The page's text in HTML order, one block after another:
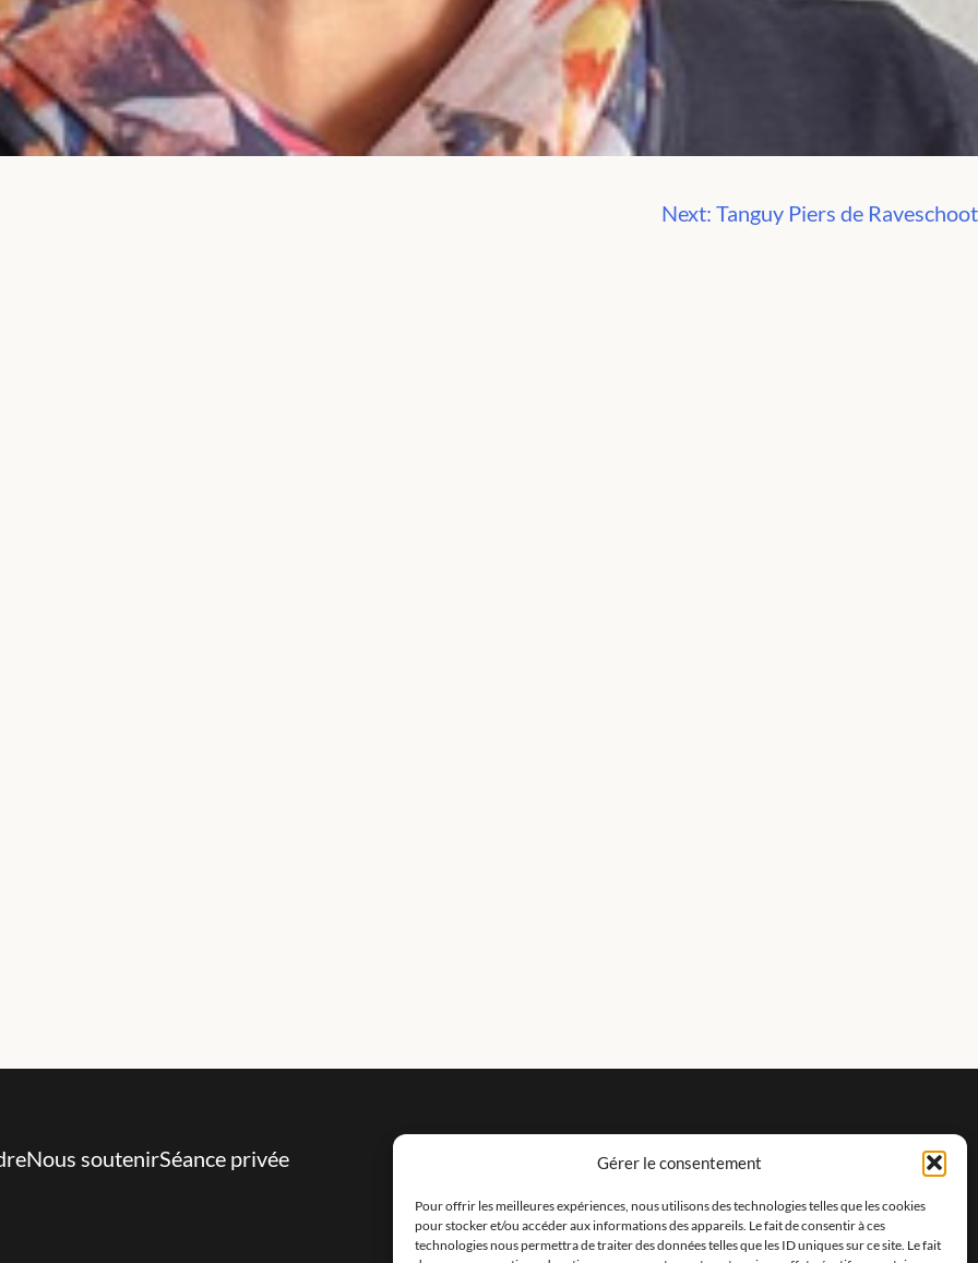
Gérer le consentement
Pour offrir les meilleures expériences, nous utilisons des technologies telles que les cookies
pour stocker et/ou accéder aux informations des appareils. Le fait de consentir à ces
technologies nous permettra de traiter des données telles que les ID uniques sur ce site. Le fait
Next: Tanguy Piers de Raveschoot
Nous soutenirSéance privée